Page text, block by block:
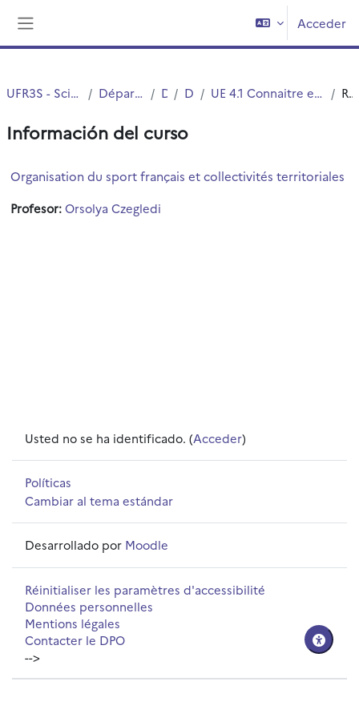
Acceder
UFR3S - Sciences de Santé et du Sport Département UFR3S - SSEP DEUST DEUST 1 UE 4.1 Connaitre et analyser don environnement professionnel Resumen
Información del curso
Organisation du sport français et collectivités territoriales
Profesor:Orsolya Czegledi
Usted no se ha identificado. (Acceder)
Políticas
Cambiar al tema estándar
Desarrollado por Moodle
Réinitialiser les paramètres d'accessibilité
Données personnelles
Mentions légales
Contacter le DPO
-->